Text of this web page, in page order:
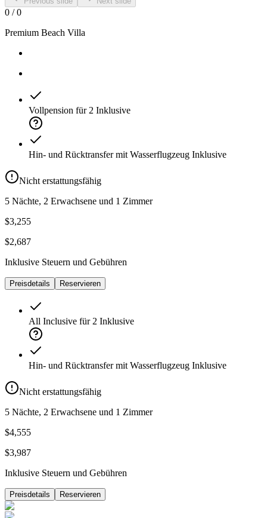
0 /0
Premium Beach Villa
Vollpension für 2 Inklusive
Hin- und Rücktransfer mit Wasserflugzeug Inklusive
Nicht erstattungsfähig
5 Nächte, 2 Erwachsene und 1 Zimmer
$3,255
$2,687
Inklusive Steuern und Gebühren
Preisdetails Reservieren
All Inclusive für 2 Inklusive
Hin- und Rücktransfer mit Wasserflugzeug Inklusive
Nicht erstattungsfähig
5 Nächte, 2 Erwachsene und 1 Zimmer
$4,555
$3,987
Inklusive Steuern und Gebühren
Preisdetails Reservieren